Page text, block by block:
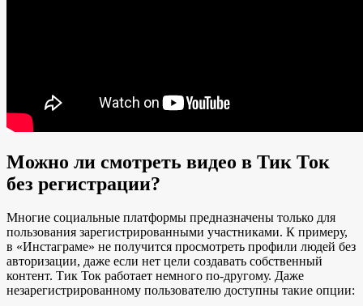
Можно ли смотреть видео в Тик Ток
без регистрации?
Многие социальные платформы предназначены только для
пользования зарегистрированными участниками. К примеру,
в «Инстаграме» не получится просмотреть профили людей без
авторизации, даже если нет цели создавать собственный
контент. Тик Ток работает немного по-другому. Даже
незарегистрированному пользователю доступны такие опции: